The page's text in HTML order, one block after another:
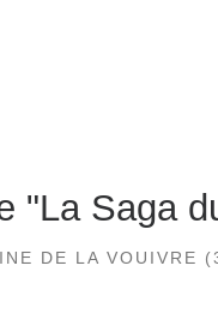
"La Saga
DE LA VOUIVRE